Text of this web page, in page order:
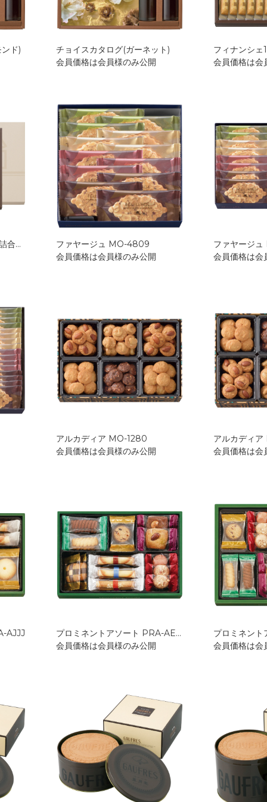
ド)
チョイスカタログ(ガーネット)
会員価格は会員様のみ公開
フィナンシ
会員価格は会
フィナンシェ・マドレーヌ詰合せ33個入 HFM-50N2
ファヤージュ MO-4809
会員価格は会員様のみ公開
ファヤージ
会員価格は会
アルカディア MO-1280
会員価格は会員様のみ公開
アルカディ
会員価格は会
AJJJ
プロミネントアソート PRA-AEJJ
会員価格は会員様のみ公開
プロミネン
会員価格は会